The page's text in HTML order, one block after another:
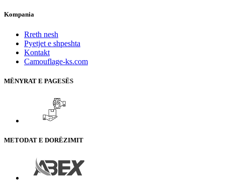
Kompania
Rreth nesh
Pyetjet e shpeshta
Kontakt
Camouflage-ks.com
MËNYRAT E PAGESËS
METODAT E DORËZIMIT